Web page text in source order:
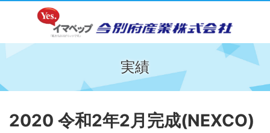
実績
2020 令和2年2月完成(NEXCO)